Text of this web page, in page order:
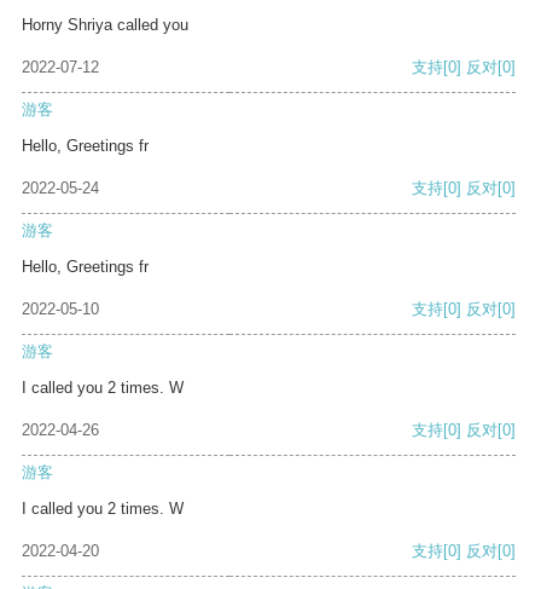
Horny Shriya called you
2022-07-12 支持[0] 反对[0]
游客
Hello, Greetings fr
2022-05-24 支持[0] 反对[0]
游客
Hello, Greetings fr
2022-05-10 支持[0] 反对[0]
游客
I called you 2 times. W
2022-04-26 支持[0] 反对[0]
游客
I called you 2 times. W
2022-04-20 支持[0] 反对[0]